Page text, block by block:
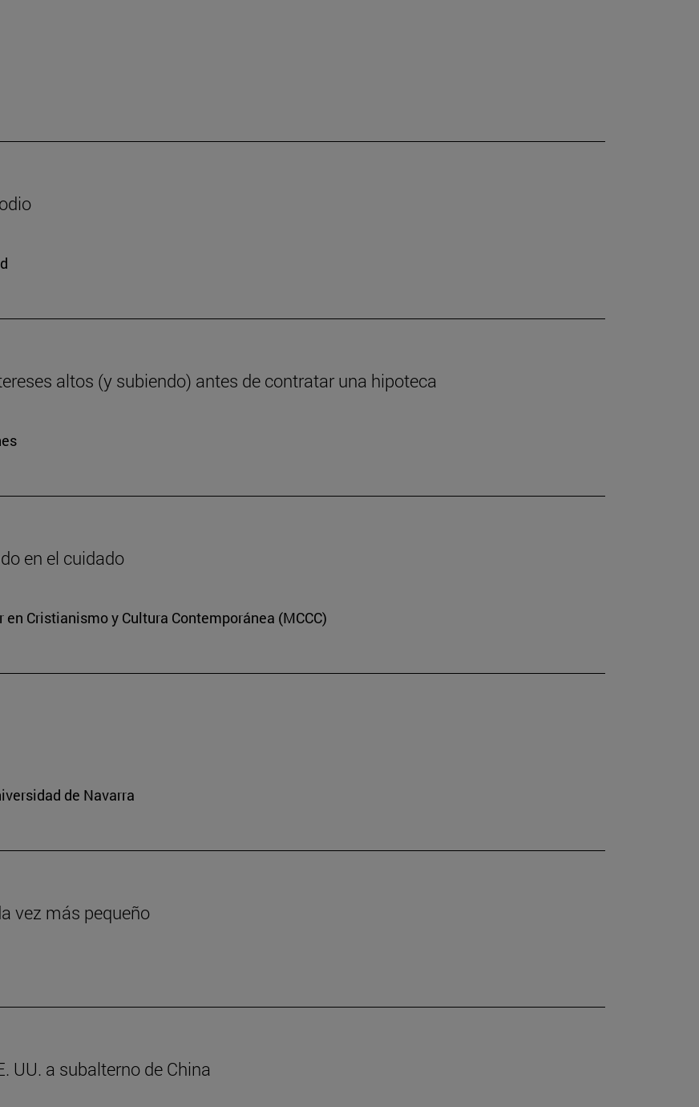
altos (y subiendo) antes de contratar una hipoteca
en el cuidado
Cristianismo y Cultura Contemporánea (MCCC)
de Navarra
vez más pequeño
UU. a subalterno de China